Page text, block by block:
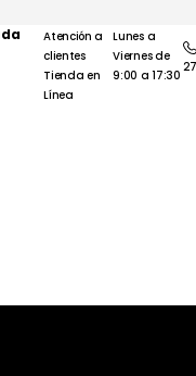
Atención a
clientes
Tienda en
Línea
Lunes a
Viernes de
9:00 a 17:30